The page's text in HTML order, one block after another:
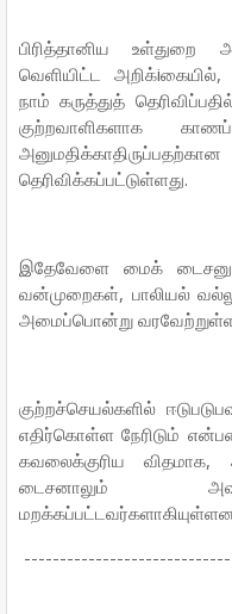
பிரித்தானிய உள்துறை
வெளியிட்ட அறிக்iகையில்,
நாம் கருத்துத்
குற்றவாளிகளாக
தெரிவிக்கப்பட்டுள்ளது.
இதேவேளை மைக்
வன்முறைகள், பாலியல்
அமைப்பொன்று
குற்றச்செயல்களில்
எதிர்கொள்ள நேரிடும்
கவலைக்குரிய
டைசனாலும்